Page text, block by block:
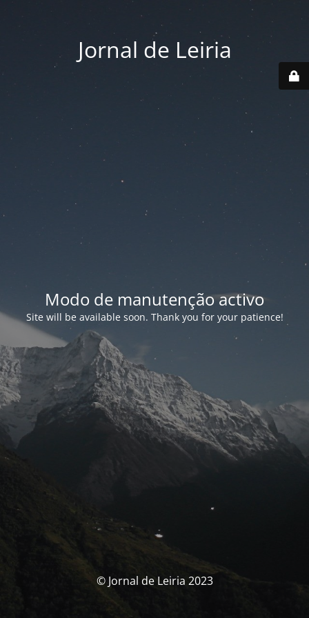
Jornal de Leiria
Modo de manutenção activo
Site will be available soon. Thank you for your patience!
© Jornal de Leiria 2023